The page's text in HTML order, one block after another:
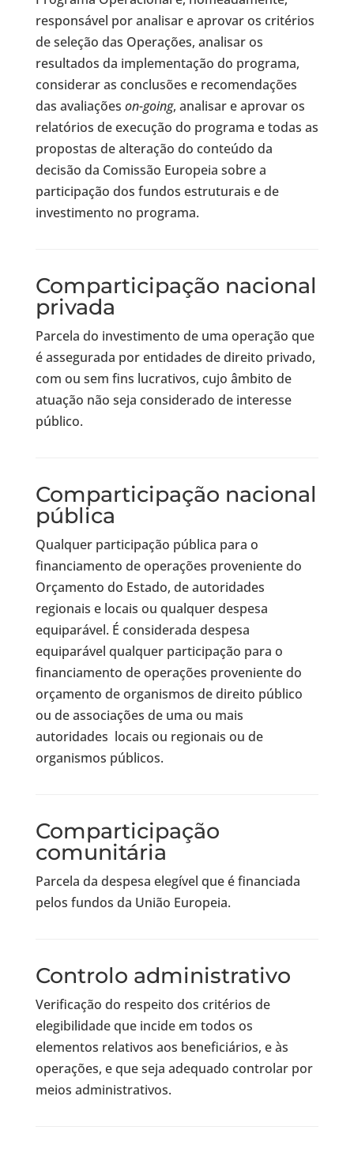
responsável por analisar e aprovar os critérios
de seleção das Operações, analisar os
resultados da implementação do programa,
considerar as conclusões e recomendações
das avaliações on-going, analisar e aprovar os
relatórios de execução do programa e todas as
propostas de alteração do conteúdo da
decisão da Comissão Europeia sobre a
participação dos fundos estruturais e de
investimento no programa.
Comparticipação nacional
privada
Parcela do investimento de uma operação que
é assegurada por entidades de direito privado,
com ou sem fins lucrativos, cujo âmbito de
atuação não seja considerado de interesse
público.
Comparticipação nacional
pública
Qualquer participação pública para o
financiamento de operações proveniente do
Orçamento do Estado, de autoridades
regionais e locais ou qualquer despesa
equiparável. É considerada despesa
equiparável qualquer participação para o
financiamento de operações proveniente do
orçamento de organismos de direito público
ou de associações de uma ou mais
autoridades locais ou regionais ou de
organismos públicos.
Comparticipação
comunitária
Parcela da despesa elegível que é financiada
pelos fundos da União Europeia.
Controlo administrativo
Verificação do respeito dos critérios de
elegibilidade que incide em todos os
elementos relativos aos beneficiários, e às
operações, e que seja adequado controlar por
meios administrativos.